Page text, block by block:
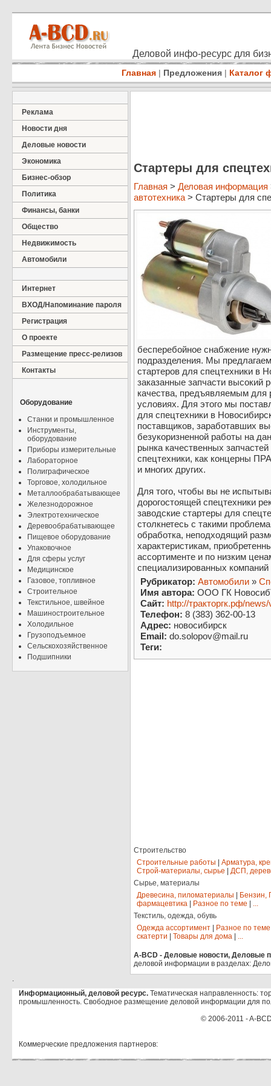
Деловой инфо-ресурс для
Главная | Предложения | Каталог
Реклама
Новости дня
Деловые новости
Экономика
Бизнес-обзор
Политика
Финансы, банки
Общество
Недвижимость
Автомобили
Интернет
ВХОД/Напоминание пароля
Регистрация
О проекте
Размещение пресс-релизов
Контакты
Оборудование
Станки и промышленное
Инструменты,
оборудование
Приборы измерительные
Лабораторное
Полиграфическое
Торговое, холодильное
Металлообрабатывающее
Железнодорожное
Электротехническое
Деревообрабатывающее
Пищевое оборудование
Упаковочное
Для сферы услуг
Медицинское
Газовое, топливное
Строительное
Текстильное, швейное
Машиностроительное
Холодильное
Грузоподъемное
Сельскохозяйственное
Подшипники
Стартеры для
Главная > Деловая информация
автотехника> Стартеры для
бесперебойное снабжение
подразделения. Мы
стартеров для спецтехники в
заказанные запчасти высокий
качества, предъявляемым для
условиях. Для этого мы
для спецтехники в
поставщиков, заработавших
безукоризненной работы на
рынка качественных
спецтехники, как концерны
и многих других.
Для того, чтобы вы не
дорогостоящей спецтехники
заводские стартеры для
столкнетесь с такими
обработка, неподходящий
характеристикам,
ассортименте и по низким
специализированных
Рубрикатор: Автомобили »
Имя автора: ООО ГК
Сайт: http://тракторгк.рф/
Телефон: 8 (383) 362-00-13
Адрес: новосибирск
Email: do.solopov@mail.ru
Теги:
Строительство
Строительные работы
Арматура,
Строй-материалы, сырье
ДСП,
Сырье, материалы
Древесина, пиломатериалы
Бензин,
фармацевтика
Разное по теме
...
Текстиль, одежда, обувь
Одежда ассортимент
Разное по теме
скатерти
Товары для дома ...
A-BCD - Деловые новости, Деловые
деловой информации в разделах:
.
Информационный, деловой ресурс. Тематическая направленность:
промышленность. Свободное размещение деловой информации для
© 2006-2011 - A-
Коммерческие предложения партнеров: